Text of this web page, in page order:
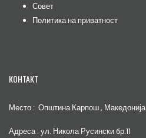
Совет
Политика на приватност
КОНТАКТ
Место : Општина Карпош , Македонија
Адреса : ул. Никола Русински бр.11